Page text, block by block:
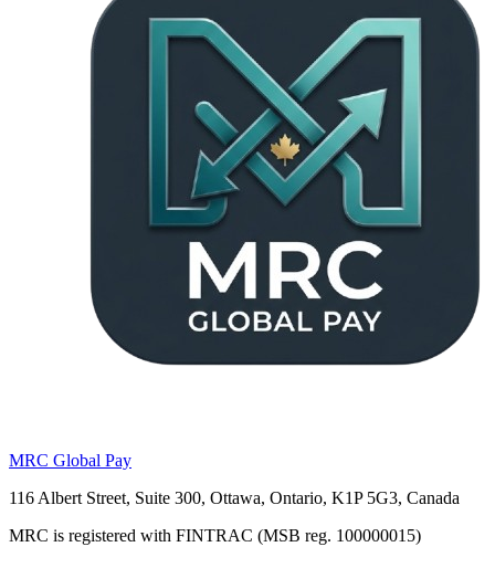
MRC Global Pay
116 Albert Street, Suite 300, Ottawa, Ontario, K1P 5G3, Canada
MRC is registered with FINTRAC (MSB reg. 100000015)